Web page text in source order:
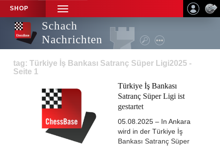
SHOP
TOGGLE
NAVIGATION
Schach
Nachrichten
tag: Türkiye İş Bankası Satranç Süper Ligi2025 -
Seite 1
Türkiye İş Bankası
Satranç Süper Ligi ist
gestartet
05.08.2025 – In Ankara
wird in der Türkiye İş
Bankası Satranç Süper